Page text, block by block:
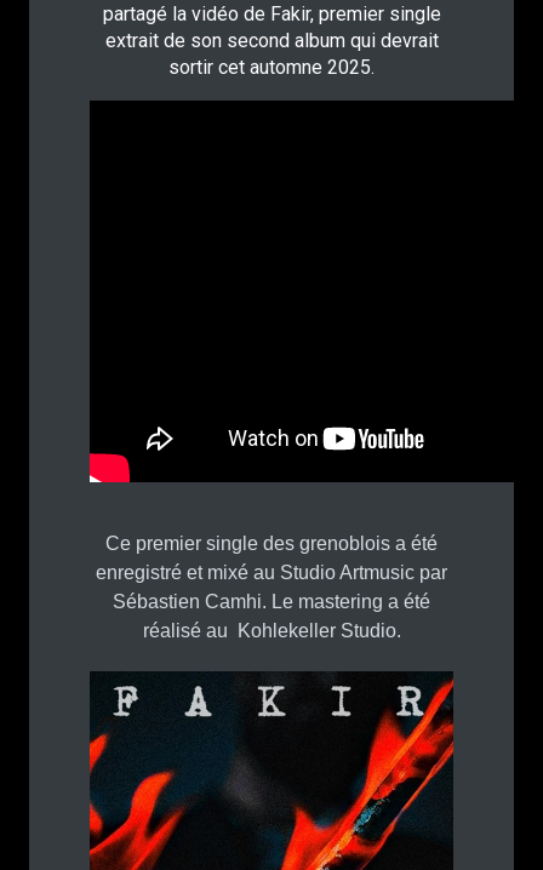
partagé la vidéo de Fakir, premier single
extrait de son second album qui devrait
sortir cet automne 2025.
Ce premier single des grenoblois a été
enregistré et mixé au Studio Artmusic par
Sébastien Camhi. Le mastering a été
réalisé au Kohlekeller Studio.